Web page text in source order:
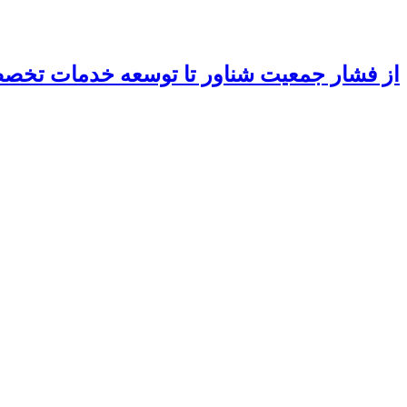
از فشار جمعیت شناور تا توسعه خدمات